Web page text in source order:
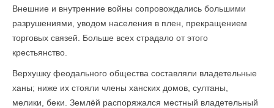
Внешние и внутренние войны сопровождались большими
разрушениями, уводом населения в плен, прекращением
торговых связей. Больше всех страдало от этого
крестьянство.
Верхушку феодального общества составляли владетельные
ханы; ниже их стояли члены ханских домов, султаны,
мелики, беки. Землёй распоряжался местный владетельный